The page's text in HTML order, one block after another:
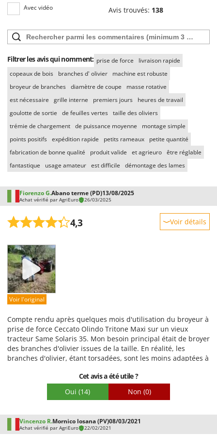
Avec vidéo Avis trouvés: 138
Filtrer les avis qui nomment: prise de force
livraison rapide
copeaux de bois
branches d' olivier
machine est robuste
broyeur de branches diamètre de coupe
masse rotative
est nécessaire
grille interne premiers jours
heures de travail
goulotte de sortie
de feuilles vertes taille des oliviers
trémie de chargement de puissance moyenne
montage simple
points positifs expédition rapide petits rameaux
petite quantité
fabrication de bonne qualité
produit valide et agrieuro être réglable
fantastique
usage amateur est difficile démontage des lames
Fiorenzo G.Abano terme (PD)13/08/2025
Achat vérifié par AgriEuro 26/03/2025
4,3 Voir détails
Prestations
Facilité d'utilisation
Qualité / Prix
Facilité de montage
Voir l'original
Compte rendu après quelques mois d'utilisation du broyeur à
prise de force Ceccato Olindo Tritone Maxi sur un vieux
tracteur Same Solaris 35. Mon besoin principal était de broyer
des branches d'olivier issues de la taille. En réalité, les
branches d'olivier, étant torsadées, sont les moins adaptées à
comme ce modèle, à moins de les avoir préalablement
fortement réduites et redressées à la main. En résumé, je n'ai
pu broyer les branches d'olivier qu'après avoir retiré les
l'intérieur du carter d'échappement ; le réducteur situé à
l'intérieur de la trémie de chargement ; la grille entre la
Cet avis a été utile ?
Oui (14) Non (0)
Vincenzo R.Mornico losana (PV)08/03/2021
Achat vérifié par AgriEuro 22/02/2021